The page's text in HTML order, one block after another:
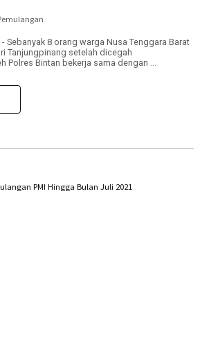
Sebanyak 8 orang warga Nusa Tenggara Barat
Tanjungpinang setelah dicegah
Polres Bintan bekerja sama dengan ...